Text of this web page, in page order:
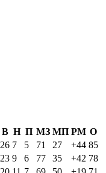
В Н П МЗ МП РМ О
26 7 5 71 27 +44 85
23 9 6 77 35 +42 78